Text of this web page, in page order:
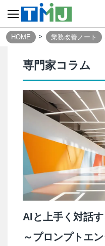
HOME 業務改善ノート
専門家コラム
AIと上手く対話
～プロンプトエ